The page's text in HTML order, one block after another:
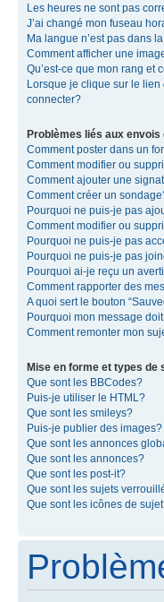
Les heures ne sont pas
J’ai changé mon fuseau
Ma langue n’est pas dans
Comment afficher une
Qu’est-ce que mon rang et
Lorsque je clique sur le lien
connecter?
Problèmes liés aux envois
Comment poster dans un
Comment modifier ou
Comment ajouter une
Comment créer un
Pourquoi ne puis-je pas
Comment modifier ou
Pourquoi ne puis-je pas
Pourquoi ne puis-je pas
Pourquoi ai-je reçu un
Comment rapporter des
A quoi sert le bouton
Pourquoi mon message
Comment remonter mon
Mise en forme et types de
Que sont les BBCodes?
Puis-je utiliser le HTML?
Que sont les smileys?
Puis-je publier des images?
Que sont les annonces
Que sont les annonces?
Que sont les post-it?
Que sont les sujets
Que sont les icônes de